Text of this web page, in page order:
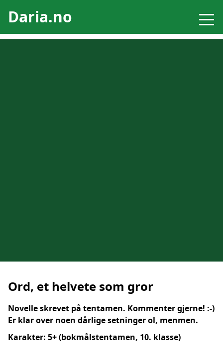
Daria.no
Ord, et helvete som gror
Novelle skrevet på tentamen. Kommenter gjerne! :-)
Er klar over noen dårlige setninger ol, menmen.
Karakter: 5+ (bokmålstentamen, 10. klasse)